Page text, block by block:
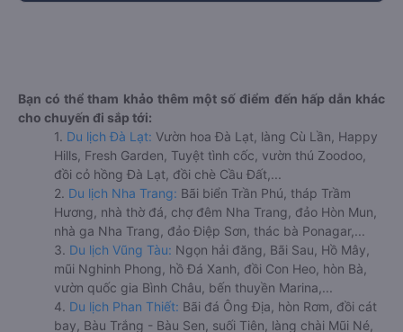
Bạn có thể tham khảo thêm một số điểm đến hấp dẫn khác
cho chuyến đi sắp tới:
1. Du lịch Đà Lạt: Vườn hoa Đà Lạt, làng Cù Lần, Happy
Hills, Fresh Garden, Tuyệt tình cốc, vườn thú Zoodoo,
đồi cỏ hồng Đà Lạt, đồi chè Cầu Đất,...
2. Du lịch Nha Trang: Bãi biển Trần Phú, tháp Trầm
Hương, nhà thờ đá, chợ đêm Nha Trang, đảo Hòn Mun,
nhà ga Nha Trang, đảo Điệp Sơn, thác bà Ponagar,...
3. Du lịch Vũng Tàu: Ngọn hải đăng, Bãi Sau, Hồ Mây,
mũi Nghinh Phong, hồ Đá Xanh, đồi Con Heo, hòn Bà,
vườn quốc gia Bình Châu, bến thuyền Marina,...
4. Du lịch Phan Thiết: Bãi đá Ông Địa, hòn Rơm, đồi cát
bay, Bàu Trắng - Bàu Sen, suối Tiên, làng chài Mũi Né,